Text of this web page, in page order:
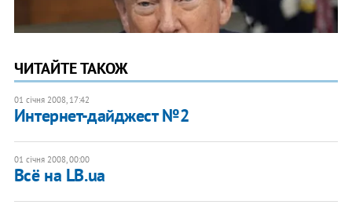
ЧИТАЙТЕ ТАКОЖ
01 січня 2008, 17:42
Интернет-дайджест №2
01 січня 2008, 00:00
Всё на LB.ua